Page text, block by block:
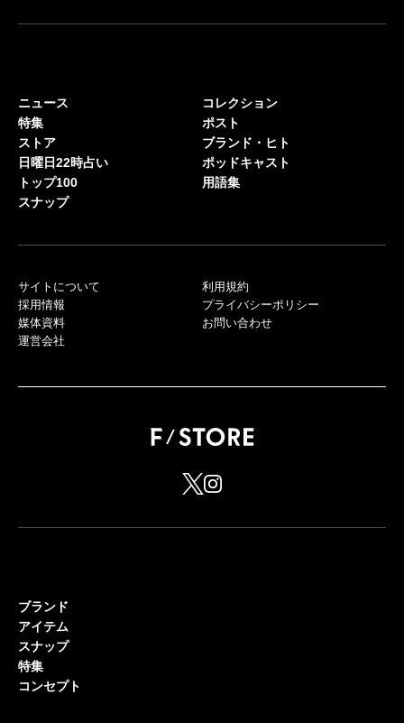
ニュース
特集
ストア
日曜日22時占い
トップ100
スナップ
コレクション
ポスト
ブランド・ヒト
ポッドキャスト
用語集
サイトについて
採用情報
媒体資料
運営会社
利用規約
プライバシーポリシー
お問い合わせ
ブランド
アイテム
スナップ
特集
コンセプト